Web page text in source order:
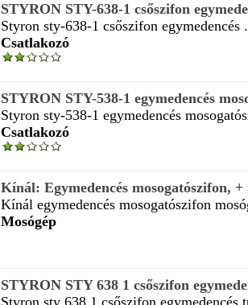
STYRON STY-638-1 csőszifon
Styron sty-638-1 csőszifon egymedencés
Csatlakozó
STYRON STY-538-1 egymedencés
Styron sty-538-1 egymedencés
Csatlakozó
Kínál: Egymedencés mosogatószifon, +
Kínál egymedencés mosogatószifon
Mosógép
STYRON STY 638 1 csőszifon
Styron sty 638 1 csőszifon egymedencés